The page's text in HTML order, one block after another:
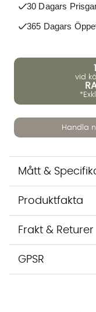
30 Dagars
365 Dagars
vid
Handla
Mått &
Produktfakta
Frakt & Returer
GPSR
Vi använder AI för
sparas i upp till
inte dina